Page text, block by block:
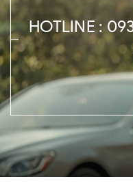
HOTLINE :